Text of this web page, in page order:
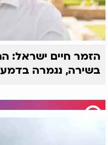
הזמר חיים ישראל:
בשירה, נגמרה